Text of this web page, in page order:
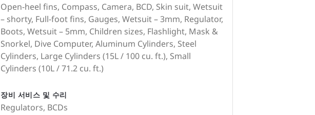
Open-heel fins, Compass, Camera, BCD, Skin suit, Wetsuit
– shorty, Full-foot fins, Gauges, Wetsuit – 3mm, Regulator,
Boots, Wetsuit – 5mm, Children sizes, Flashlight, Mask &
Snorkel, Dive Computer, Aluminum Cylinders, Steel
Cylinders, Large Cylinders (15L / 100 cu. ft.), Small
Cylinders (10L / 71.2 cu. ft.)
장비 서비스 및 수리
Regulators, BCDs